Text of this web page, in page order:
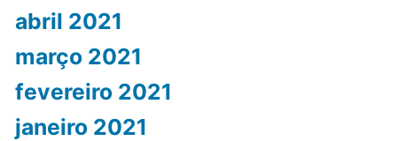
abril 2021
março 2021
fevereiro 2021
janeiro 2021